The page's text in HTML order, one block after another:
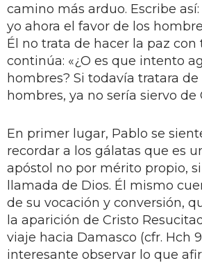
camino más arduo. Escribe
yo ahora el favor de los
Él no trata de hacer la paz con
continúa: «¿O es que intento
hombres? Si todavía tratara de
hombres, ya no sería siervo de
En primer lugar, Pablo se
recordar a los gálatas que es
apóstol no por mérito propio,
llamada de Dios. Él mismo
de su vocación y conversión,
la aparición de Cristo
viaje hacia Damasco (cfr. Hch
interesante observar lo que